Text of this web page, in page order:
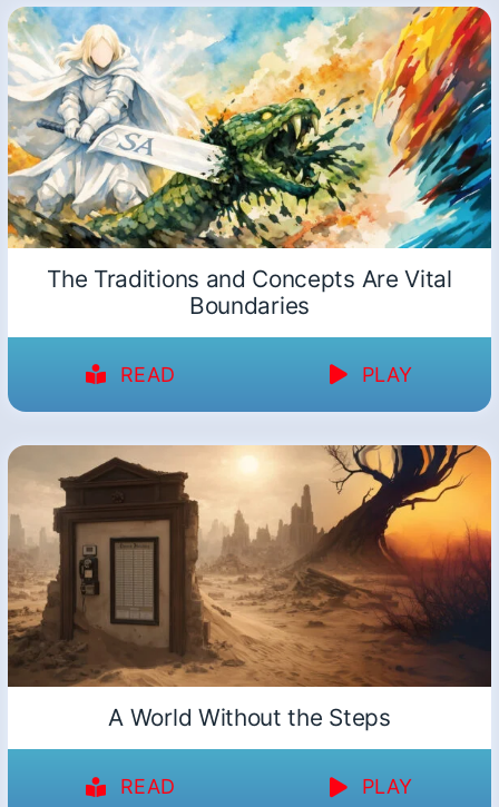
The Traditions and Concepts Are Vital
Boundaries
READ PLAY
A World Without the Steps
READ PLAY